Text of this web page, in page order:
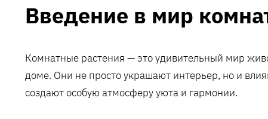
Введение в мир
Комнатные растения — это удивительный мир
доме. Они не просто украшают интерьер, но и
создают особую атмосферу уюта и гармонии.